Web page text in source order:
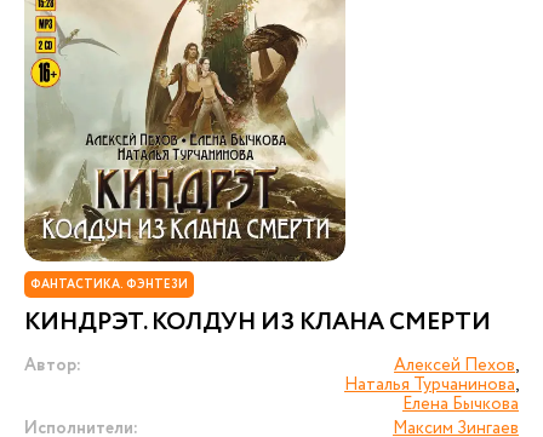
ФАНТАСТИКА. ФЭНТЕЗИ
КИНДРЭТ. КОЛДУН ИЗ КЛАНА СМЕРТИ
Автор: Алексей Пехов,
Наталья Турчанинова,
Елена Бычкова
Исполнители:
Максим Зингаев